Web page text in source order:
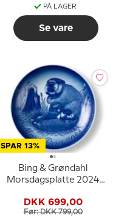
PÅ LAGER
Se vare
SPAR 13%
Bing & Grøndahl
Morsdagsplatte 2024
DKK 699,00
Før: DKK 799,00